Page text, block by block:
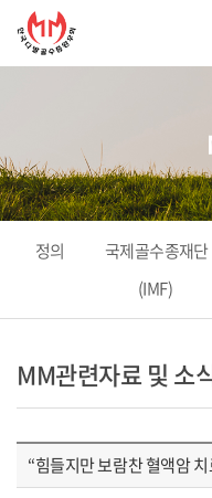
정의
국제골수종재단
(IMF)
MM관련자료 및 소
“힘들지만 보람찬 혈액암